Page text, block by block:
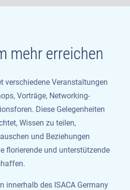
mehr erreichen
verschiedene Veranstaltungen
Vorträge, Networking-
Diese Gelegenheiten
Wissen zu teilen,
und Beziehungen
florierende und unterstützende
innerhalb des ISACA Germany